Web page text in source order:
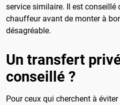
service similaire. Il est conseillé
chauffeur avant de monter à
désagréable.
Un transfert
conseillé ?
Pour ceux qui cherchent à